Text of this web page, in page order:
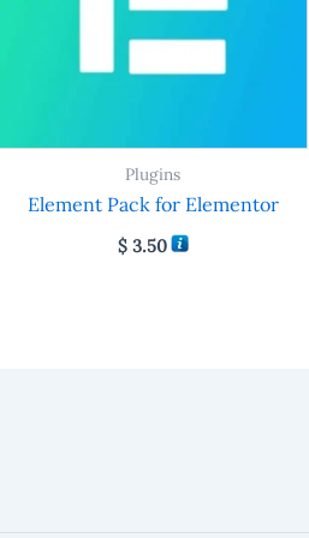
Plugins
Element Pack for Elementor
$3.50